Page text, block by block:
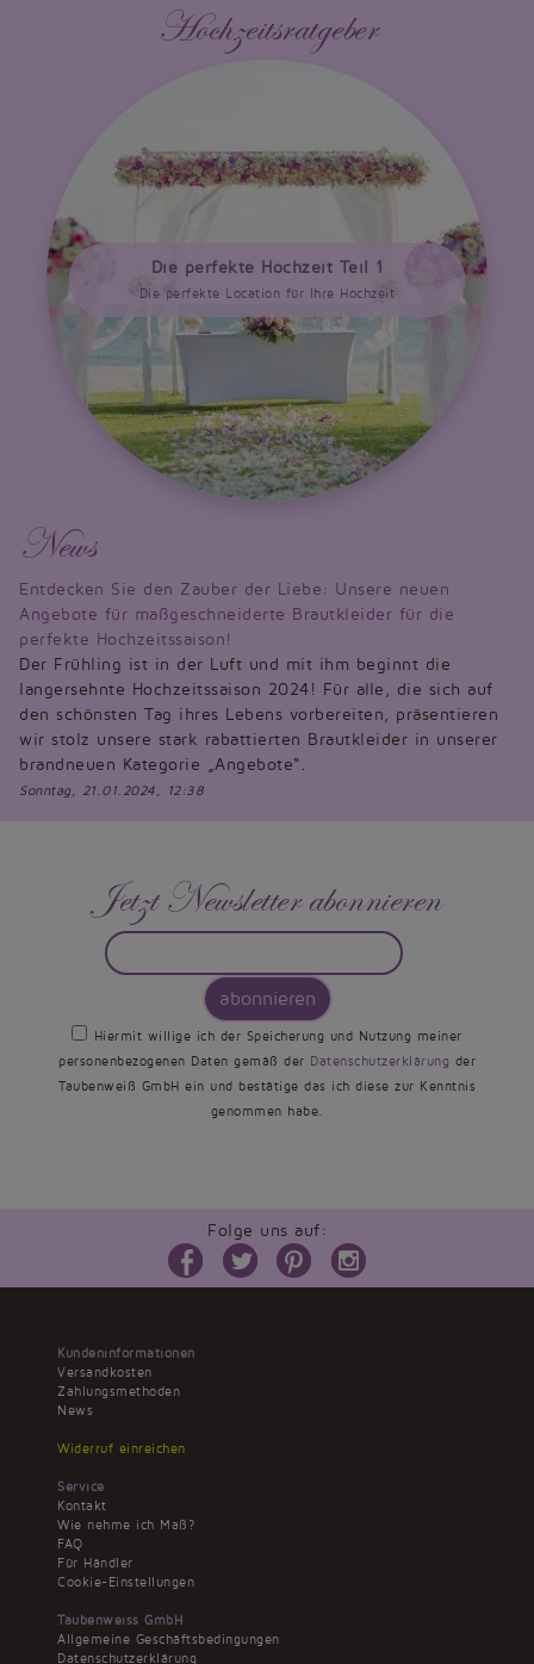
Hochzeitsratgeber
Die perfekte Hochzeit Teil 1
Die perfekte Location für Ihre Hochzeit
News
Entdecken Sie den Zauber der Liebe: Unsere neuen
Angebote für maßgeschneiderte Brautkleider für die
perfekte Hochzeitssaison!
Der Frühling ist in der Luft und mit ihm beginnt die
langersehnte Hochzeitssaison 2024! Für alle, die sich auf
den schönsten Tag ihres Lebens vorbereiten, präsentieren
wir stolz unsere stark rabattierten Brautkleider in unserer
brandneuen Kategorie „Angebote“.
Sonntag, 21.01.2024, 12:38
Jetzt Newsletter abonnieren
abonnieren
Hiermit willige ich der Speicherung und Nutzung meiner
personenbezogenen Daten gemäß der Datenschutzerklärung der
Taubenweiß GmbH ein und bestätige das ich diese zur Kenntnis
genommen habe.
Folge uns auf:
Kundeninformationen
Versandkosten
Zahlungsmethoden
News
Widerruf einreichen
Service
Kontakt
Wie nehme ich Maß?
FAQ
Für Händler
Cookie-Einstellungen
Taubenweiss GmbH
Allgemeine Geschäftsbedingungen
Datenschutzerklärung